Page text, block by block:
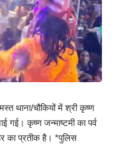
थाना/चौकियों में श्री कृष्ण
गई। कृष्ण जन्माष्टमी का पर्व
का प्रतीक है। *पुलिस